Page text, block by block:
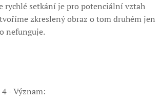
rychlé setkání je pro potenciální vztah
zkreslený obraz o tom druhém jen
nefunguje.
- Význam: